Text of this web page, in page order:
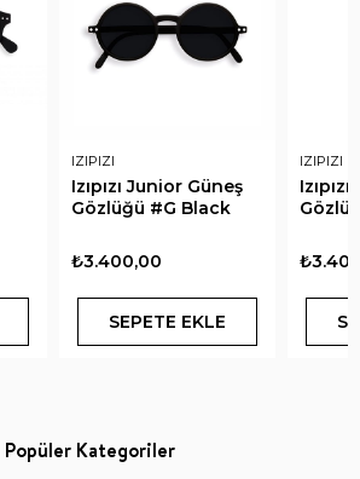
IZIPIZI
Izıpızı Junior Güneş
Gözlüğü #G Black
₺3.400,00
SEPETE EKLE
IZIPIZI
Popüler Kategoriler